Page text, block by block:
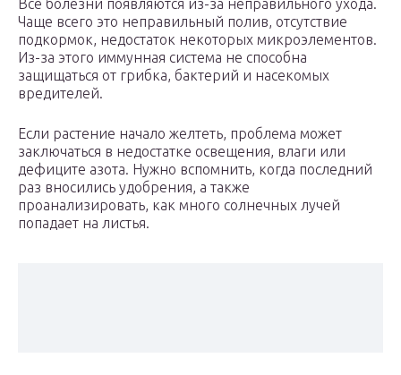
Все болезни появляются из-за неправильного ухода.
Чаще всего это неправильный полив, отсутствие
подкормок, недостаток некоторых микроэлементов.
Из-за этого иммунная система не способна
защищаться от грибка, бактерий и насекомых
вредителей.
Если растение начало желтеть, проблема может
заключаться в недостатке освещения, влаги или
дефиците азота. Нужно вспомнить, когда последний
раз вносились удобрения, а также
проанализировать, как много солнечных лучей
попадает на листья.